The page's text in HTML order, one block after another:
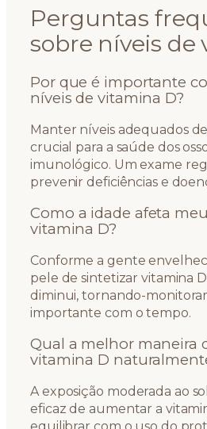
Perguntas
sobre níveis de
Por que é importante
níveis de vitamina D?
Manter níveis adequados
crucial para a saúde dos
imunológico. Um exame
prevenir deficiências e
Como a idade afeta
vitamina D?
Conforme a gente
pele de sintetizar vitamina D
diminui, tornando-
importante com o tempo.
Qual a melhor maneira
vitamina D
A exposição moderada ao
eficaz de aumentar a